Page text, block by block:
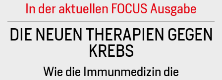
In der aktuellen FOCUS Ausgabe
GEGEN
die
traumatisierter